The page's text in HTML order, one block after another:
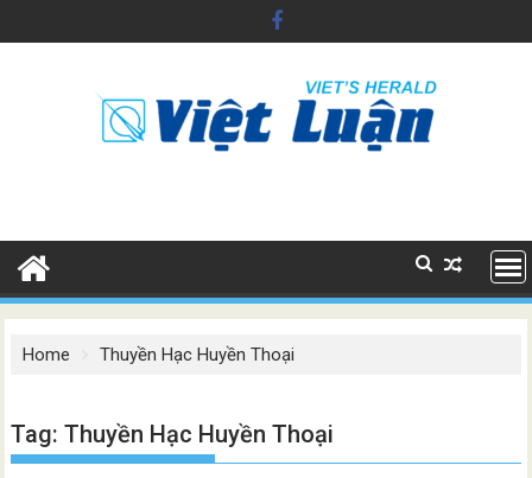
to
Home Thuyền Hạc Huyền Thoại
Tag:Thuyền Hạc Huyền Thoại